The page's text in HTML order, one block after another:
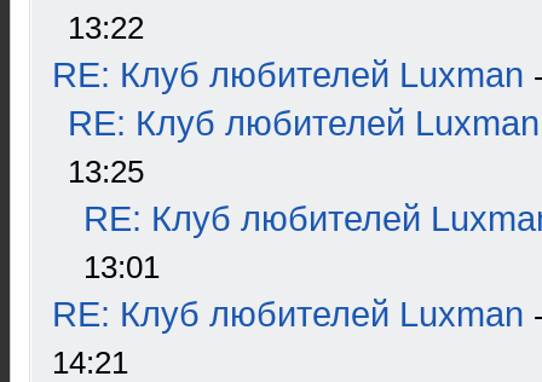
13:22
RE: Клуб любителей Luxman
RE: Клуб любителей Luxman
13:25
RE: Клуб любителей
13:01
RE: Клуб любителей Luxman
14:21